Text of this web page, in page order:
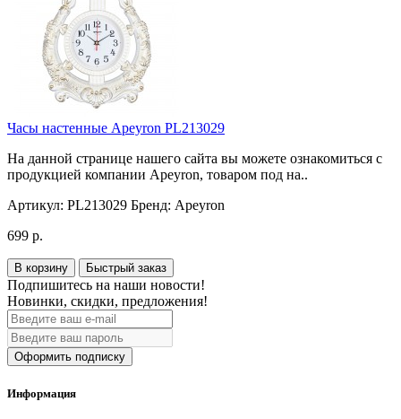
Часы настенные Apeyron PL213029
На данной странице нашего сайта вы можете ознакомиться с
продукцией компании Apeyron, товаром под на..
Артикул: PL213029 Бренд: Apeyron
699 р.
В корзину Быстрый заказ
Подпишитесь на наши новости!
Новинки, скидки, предложения!
Оформить подписку
Информация